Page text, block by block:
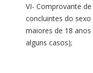
VI- Comprovante
concluintes do sexo
maiores de 18
alguns casos);